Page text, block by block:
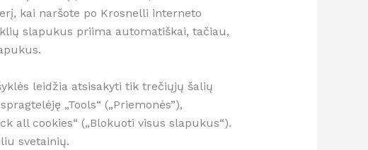
kai naršote po Krosnelli interneto
slapukus priima automatiškai, tačiau,
leidžia atsisakyti tik trečiųjų šalių
„Tools“ („Priemonės”),
all cookies“ („Blokuoti visus slapukus“).
svetainių.